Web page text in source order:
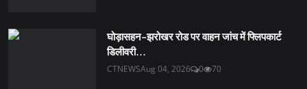
घोड़ासहन-झरोखर रोड पर वाहन जांच में फ्लिपकार्ट
डिलीवरी...
CTNEWSAug 04, 2026 0 70